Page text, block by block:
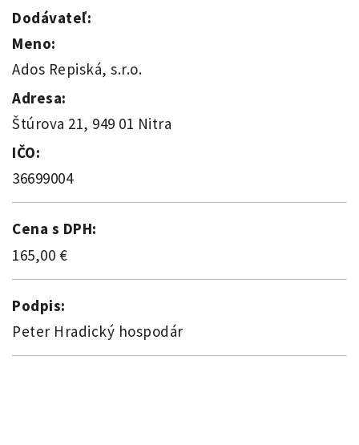
Dodávateľ:
Meno:
Ados Repiská, s.r.o.
Adresa:
Štúrova 21, 949 01 Nitra
IČO:
36699004
Cena s DPH:
165,00 €
Podpis:
Peter Hradický hospodár